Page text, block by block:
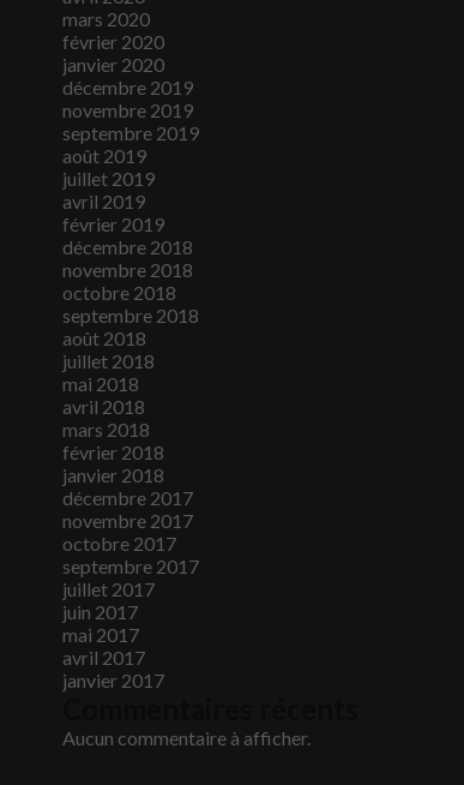
mars 2020
février 2020
janvier 2020
décembre 2019
novembre 2019
septembre 2019
août 2019
juillet 2019
avril 2019
février 2019
décembre 2018
novembre 2018
octobre 2018
septembre 2018
août 2018
juillet 2018
mai 2018
avril 2018
mars 2018
février 2018
janvier 2018
décembre 2017
novembre 2017
octobre 2017
septembre 2017
juillet 2017
juin 2017
mai 2017
avril 2017
janvier 2017
Aucun commentaire à afficher.